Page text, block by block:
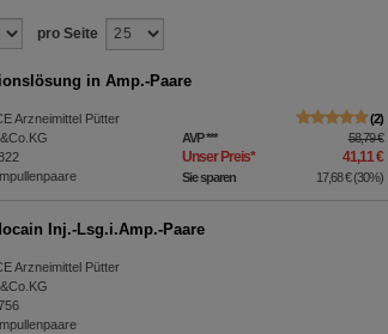
pro Seite
in Amp.-Paare
Arzneimittel Pütter
2
AVP*** 58,79 €
Unser Preis* 41,11 €
Sie sparen 17,68 €(30%)
Inj.-Lsg.i.Amp.-Paare
Arzneimittel Pütter